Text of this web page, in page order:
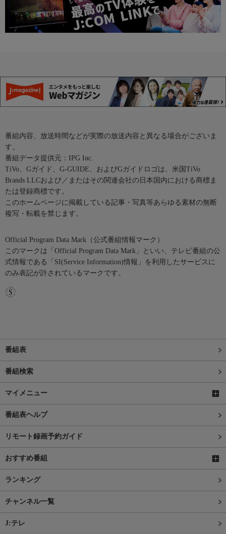
番組内容、放送時間などが実際の放送内容と異なる場合がございま
す。
番組データ提供元：IPG Inc.
TiVo、Gガイド、G-GUIDE、およびGガイドロゴは、米国TiVo
Brands LLCおよび／またはその関連会社の日本国内における商標ま
たは登録商標です。
このホームページに掲載している記事・写真等あらゆる素材の無断
複写・転載を禁じます。
Official Program Data Mark（公式番組情報マーク）
このマークは「Official Program Data Mark」といい、テレビ番組の公
式情報である「SI(Service Information)情報」を利用したサービスに
のみ表記が許されているマークです。
番組表
番組検索
マイメニュー
番組表ヘルプ
リモート録画予約ガイド
おすすめ番組
ランキング
チャンネル一覧
J:テレ